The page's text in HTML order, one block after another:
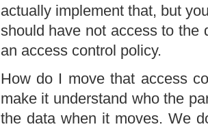
actually implement that, but
should have not access to the
an access control policy.
How do I move that access
make it understand who the
the data when it moves. We